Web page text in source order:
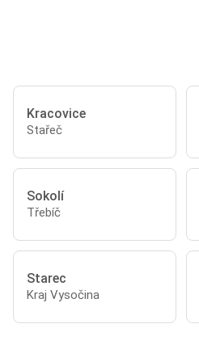
Kracovice
Stařeč
Sokolí
Třebíč
Starec
Kraj Vysočina